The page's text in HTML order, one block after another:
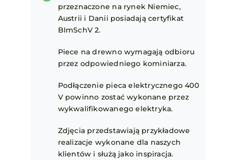
przeznaczone na rynek Niemiec,
Austrii i Danii posiadają certyfikat
BImSchV 2.
Piece na drewno wymagają odbioru
przez odpowiedniego kominiarza.
Podłączenie pieca elektrycznego 400
V powinno zostać wykonane przez
wykwalifikowanego elektryka.
Zdjęcia przedstawiają przykładowe
realizacje wykonane dla naszych
klientów i służą jako inspiracja.